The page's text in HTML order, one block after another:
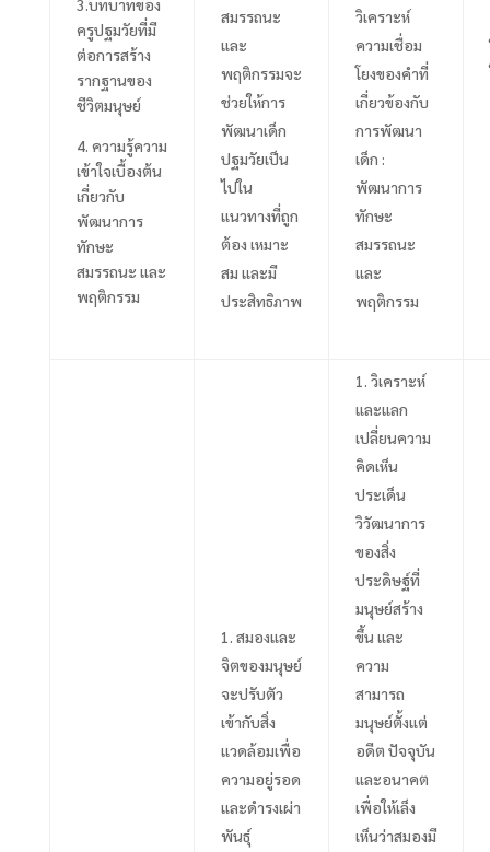
ครูปฐมวัยที่มี
ต่อการสร้าง
รากฐานของ
ชีวิตมนุษย์
4. ความรู้ความ
เข้าใจเบื้องต้น
เกี่ยวกับ
พัฒนาการ
ทักษะ
สมรรถนะ และ
พฤติกรรม
สมรรถนะ
และ
พฤติกรรมจะ
ช่วยให้การ
พัฒนาเด็ก
ปฐมวัยเป็น
ไปใน
แนวทางที่ถูก
ต้อง เหมาะ
สม และมี
ประสิทธิภาพ
วิเคราะห์
ความเชื่อม
โยงของคำที่
เกี่ยวข้องกับ
การพัฒนา
เด็ก :
พัฒนาการ
ทักษะ
สมรรถนะ
และ
พฤติกรรม
สมองและ
จิตของมนุษย์
จะปรับตัว
เข้ากับสิ่ง
แวดล้อมเพื่อ
ความอยู่รอด
และดำรงเผ่า
พันธุ์
วิเคราะห์
และแลก
เปลี่ยนความ
คิดเห็น
ประเด็น
วิวัฒนาการ
ของสิ่ง
ประดิษฐ์ที่
มนุษย์สร้าง
ขึ้น และ
ความ
สามารถ
มนุษย์ตั้งแต่
อดีต ปัจจุบัน
และอนาคต
เพื่อให้เล็ง
เห็นว่าสมองมี